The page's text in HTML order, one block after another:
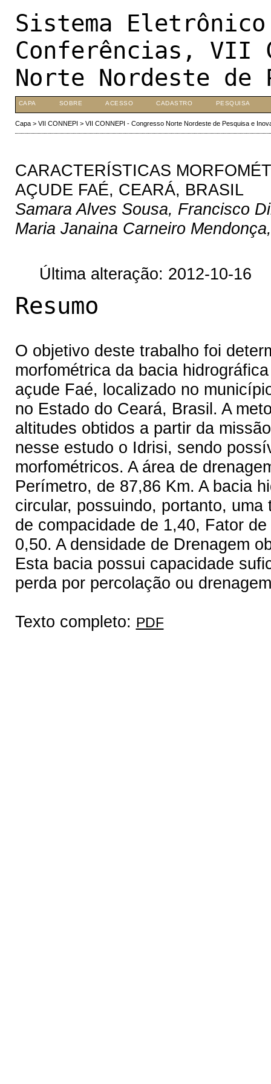
Sistema
Conferências, VII
Norte Nordeste de
CAPA SOBRE ACESSO CADASTRO PESQUISA
Capa> VII CONNEPI > VII CONNEPI - Congresso Norte Nordeste de Pesquisa e
CARACTERÍSTICAS
AÇUDE FAÉ, CEARÁ, BRASIL
Samara Alves Sousa, Francisco
Maria Janaina Carneiro
Última alteração: 2012-10-16
Resumo
O objetivo deste trabalho foi
morfométrica da bacia
açude Faé, localizado no
no Estado do Ceará, Brasil. A
altitudes obtidos a partir da
nesse estudo o Idrisi, sendo
morfométricos. A área de
Perímetro, de 87,86 Km. A bacia
circular, possuindo, portanto,
de compacidade de 1,40, Fator
0,50. A densidade de Drenagem
Esta bacia possui capacidade
perda por percolação ou
Texto completo: PDF